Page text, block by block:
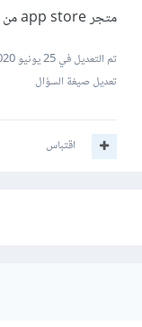
متجر app store من خلال الويندوز أم لا؟
تم التعديل في25 يونيو 2020
تعديل صيغة السؤال
اقتباس